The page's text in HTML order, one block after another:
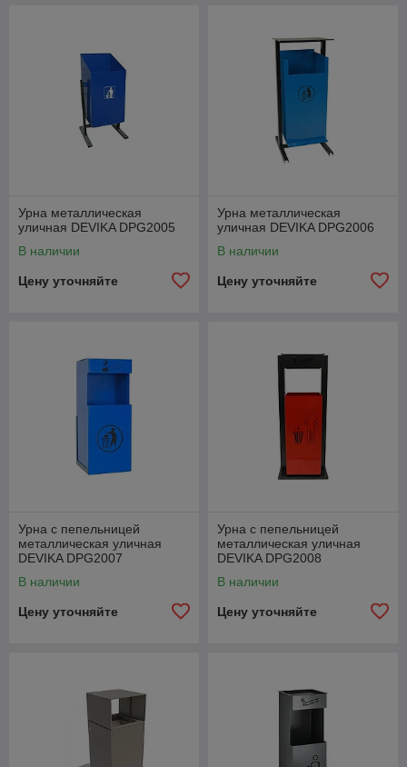
Урна металлическая
уличная DEVIKA DPG2005
В наличии
Цену уточняйте
Урна металлическая
уличная DEVIKA DPG2006
В наличии
Цену уточняйте
Урна с пепельницей
металлическая уличная
DEVIKA DPG2007
В наличии
Цену уточняйте
Урна с пепельницей
металлическая уличная
DEVIKA DPG2008
В наличии
Цену уточняйте